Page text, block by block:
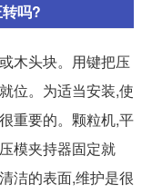
吗?
木头块。用键把压
位。为适当安装,使
重要的。颗粒机,平
模夹持器固定就
洁的表面,维护是很